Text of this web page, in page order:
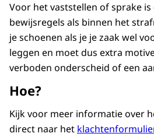
Voor het vaststellen of sprake
bewijsregels als binnen het
je schoenen als je je zaak wel
leggen en moet dus extra
verboden onderscheid of een
Hoe?
Kijk voor meer informatie over
direct naar het